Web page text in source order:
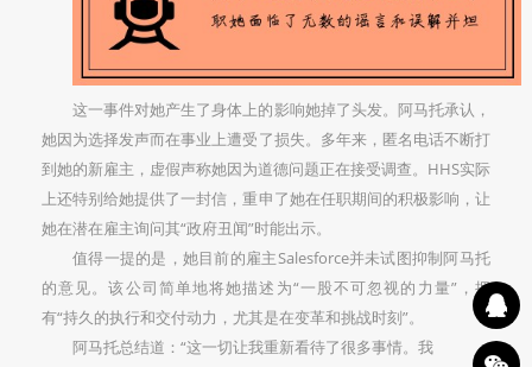
这一事件对她产生了身体上的影响她掉了头发。阿马托承认，
她因为选择发声而在事业上遭受了损失。多年来，匿名电话不断打
到她的新雇主，虚假声称她因为道德问题正在接受调查。HHS实际
上还特别给她提供了一封信，重申了她在任职期间的积极影响，让
她在潜在雇主询问其“政府丑闻”时能出示。
值得一提的是，她目前的雇主Salesforce并未试图抑制阿马托
的意见。该公司简单地将她描述为“一股不可忽视的力量”，拥
有“持久的执行和交付动力，尤其是在变革和挑战时刻”。
阿马托总结道：“这一切让我重新看待了很多事情。我